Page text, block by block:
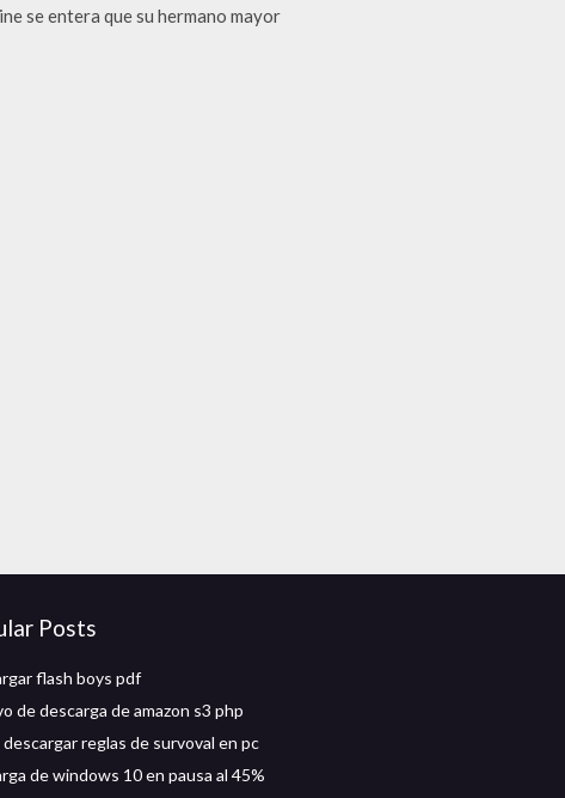
se entera que su hermano mayor
Posts
flash boys pdf
de descarga de amazon s3 php
descargar reglas de survoval en pc
de windows 10 en pausa al 45%